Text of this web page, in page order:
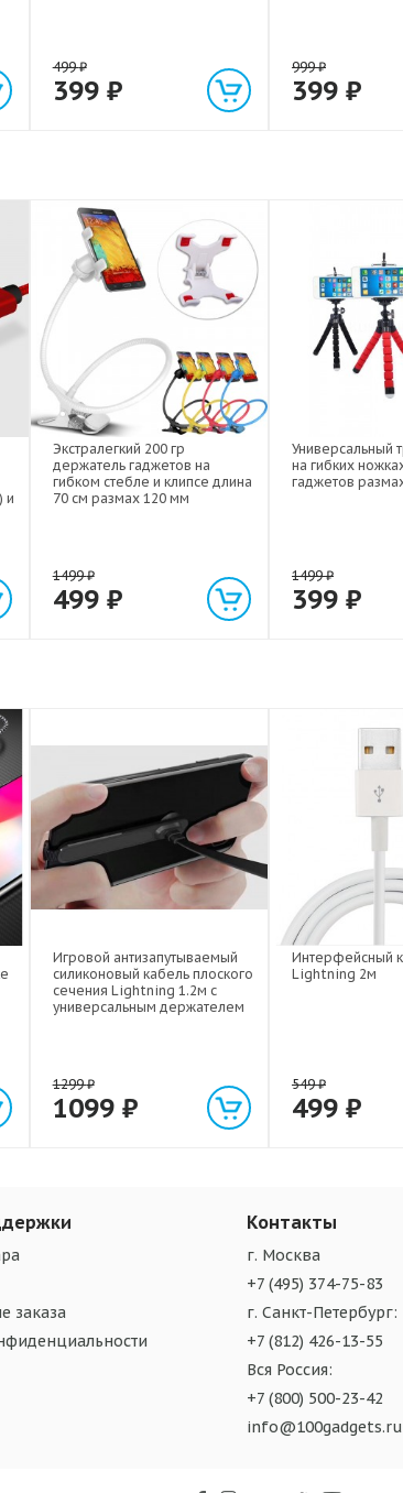
499₽
399 ₽
999₽
399 ₽
и
Экстралегкий 200 гр
держатель гаджетов на
гибком стебле и клипсе длина
70 см размах 120 мм
1499₽
499 ₽
Универсальный
на гибких
гаджетов
1499₽
399 ₽
Игровой антизапутываемый
силиконовый кабель плоского
сечения Lightning 1.2м с
универсальным держателем
1299₽
1099 ₽
Интерфейсный
Lightning 2м
549₽
499 ₽
заказа
Контакты
г. Москва
+7 (495) 374-75-83
г. Санкт-Петербург:
+7 (812) 426-13-55
Вся Россия:
+7 (800) 500-23-42
info@100gadgets.ru